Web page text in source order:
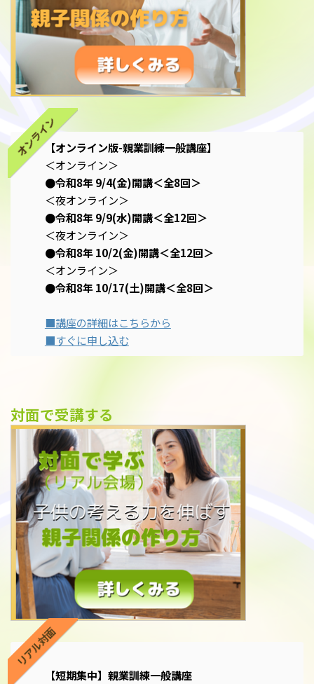
オンライン【オンライン版-親業訓練一般講座】
＜オンライン＞
●令和8年 9/4(金)開講＜全8回＞
＜夜オンライン＞
●令和8年 9/9(水)開講＜全12回＞
＜夜オンライン＞
●令和8年 10/2(金)開講＜全12回＞
＜オンライン＞
●令和8年 10/17(土)開講＜全8回＞
■講座の詳細はこちらから
■すぐに申し込む
対面で受講する
リアル対面
【短期集中】親業訓練一般講座